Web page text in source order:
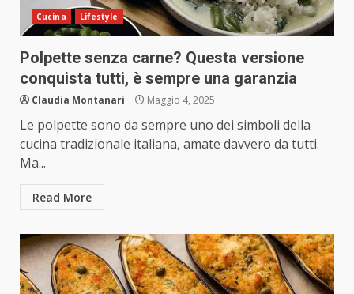
Cucina Lifestyle
Polpette senza carne? Questa versione
conquista tutti, è sempre una garanzia
Claudia Montanari Maggio 4, 2025
Le polpette sono da sempre uno dei simboli della
cucina tradizionale italiana, amate davvero da tutti.
Ma...
Read More